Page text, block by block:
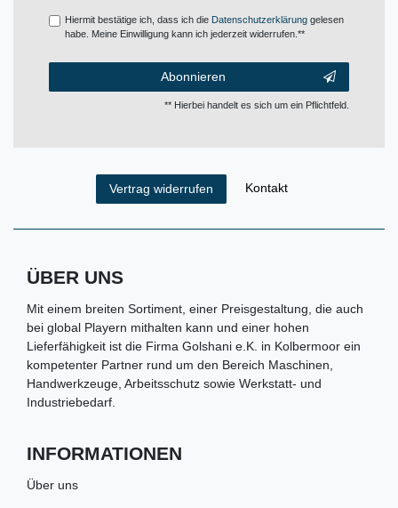
Hiermit bestätige ich, dass ich die Daten­schutz­erklärunggelesen
habe. Meine Einwilligung kann ich jederzeit widerrufen.**
Abonnieren
** Hierbei handelt es sich um ein Pflichtfeld.
Vertrag widerrufen Kontakt
ÜBER UNS
Mit einem breiten Sortiment, einer Preisgestaltung, die auch
bei global Playern mithalten kann und einer hohen
Lieferfähigkeit ist die Firma Golshani e.K. in Kolbermoor ein
kompetenter Partner rund um den Bereich Maschinen,
Handwerkzeuge, Arbeitsschutz sowie Werkstatt- und
Industriebedarf.
INFORMATIONEN
Über uns